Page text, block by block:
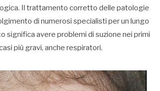
Il trattamento corretto delle patologie
di numerosi specialisti per un lungo
significa avere problemi di suzione nei primi
più gravi, anche respiratori.